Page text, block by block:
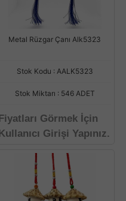
Metal Rüzgar Çanı Alk5323
Stok Kodu : AALK5323
Stok Miktarı : 546 ADET
Fiyatları Görmek İçin
Kullanıcı Girişi Yapınız.